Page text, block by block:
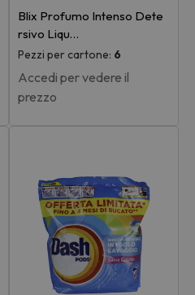
Blix Profumo Intenso Dete
rsivo Liqu…
Pezzi per cartone: 6
Accedi per vedere il
prezzo